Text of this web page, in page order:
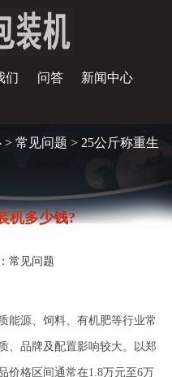
们 问答 新闻中心
> 常见问题 > 25公斤称重生
机多少钱?
常见问题
能源、饲料、有机肥等行业常
、品牌及配置影响较大。以郑
价格区间通常在1.8万元至6万